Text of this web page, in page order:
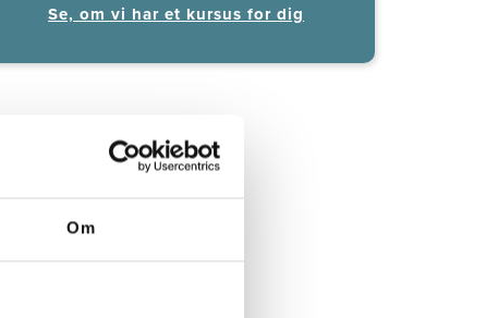
Om
Se, om vi har et kursus for dig